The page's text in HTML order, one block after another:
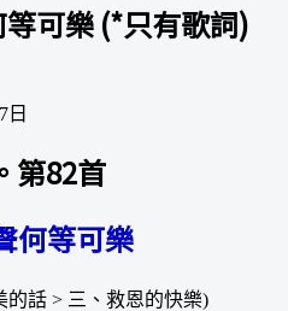
可樂 (*只有歌詞)
日
第82首
何等可樂
的話 > 三、救恩的快樂)